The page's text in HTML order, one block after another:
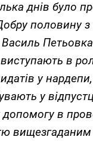
днів було
половину з
Василь
виступають в
у
у
в